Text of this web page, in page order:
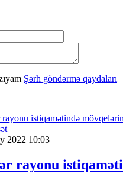
Şərh göndərmə qaydaları
2022 10:03
rayonu